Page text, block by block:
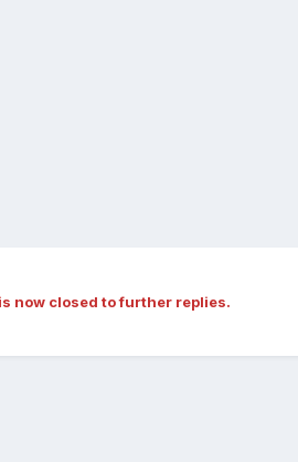
now closed to further replies.